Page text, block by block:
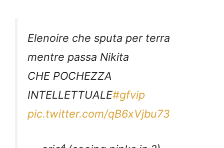
Elenoire che sputa per terra
mentre passa Nikita
CHE POCHEZZA
INTELLETTUALE#gfvip
pic.twitter.com/qB6xVjbu73
— eric⁴ (seeing pinks in ?)